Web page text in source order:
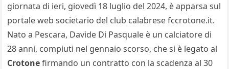
giornata di ieri, giovedì 18 luglio del 2024, è apparsa sul
portale web societario del club calabrese fccrotone.it.
Nato a Pescara, Davide Di Pasquale è un calciatore di
28 anni, compiuti nel gennaio scorso, che si è legato al
Crotonefirmando un contratto con la scadenza al 30